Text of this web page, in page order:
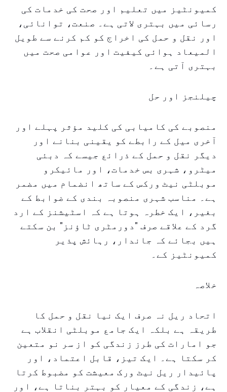
کمیونٹیز میں تعلیم اور صحت کی خدمات کی
رسائی میں بہتری لاتی ہے۔ صنعت، توانائی،
اور نقل و حمل کی اخراج کو کم کرنے سے طویل
المیعاد ہوائی کیفیت اور عوامی صحت میں
بہتری آتی ہے۔
چیلنجز اور حل
منصوبے کی کامیابی کی کلید مؤثر پہلے اور
آخری میل کے رابطے کو یقینی بنانے اور
دیگر نقل و حمل کے ذرائع جیسے کہ دبئی
میٹرو، شہری بس خدمات، اور مائیکرو
موبلٹی نیٹ ورکس کے ساتھ انضمام میں مضمر
ہے۔ مناسب شہری منصوبہ بندی کے ضوابط کے
بغیر، ایک خطرہ ہوتا ہے کہ اسٹیشنز کے ارد
گرد کے علاقے صرف "دورمٹری ٹاؤنز" بن سکتے
ہیں بجائے کہ جاندار، رہائش پذیر
کمیونٹیز کے۔
خلاصہ
اتحاد ریل نہ صرف ایک نیا نقل و حمل کا
طریقہ ہے بلکہ ایک جامع موبلٹی انقلاب ہے
جو امارات کی طرز زندگی کو از سر نو متعین
کر سکتا ہے۔ ایک تیز، قابل اعتماد، اور
پائیدار ریل نیٹ ورک معیشت کو مضبوط کرتا
ہے، زندگی کے معیار کو بہتر بناتا ہے، اور